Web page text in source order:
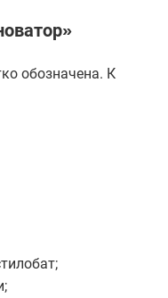
обозначена. К